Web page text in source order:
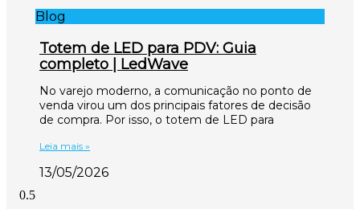
Blog
Totem de LED para PDV: Guia
completo | LedWave
No varejo moderno, a comunicação no ponto de
venda virou um dos principais fatores de decisão
de compra. Por isso, o totem de LED para
Leia mais »
13/05/2026